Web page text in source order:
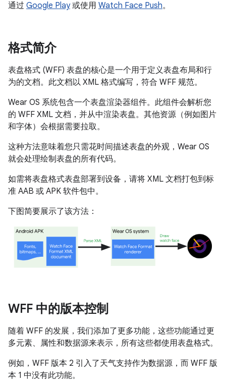
通过 Google Play或使用 Watch Face Push。
格式简介
表盘格式 (WFF) 表盘的核心是一个用于定义表盘布局和行
为的文档。此文档以 XML 格式编写，符合 WFF 规范。
Wear OS 系统包含一个表盘渲染器组件。此组件会解析您
的 WFF XML 文档，并从中渲染表盘。其他资源（例如图片
和字体）会根据需要拉取。
这种方法意味着您只需花时间描述表盘的外观，Wear OS
就会处理绘制表盘的所有代码。
如需将表盘格式表盘部署到设备，请将 XML 文档打包到标
准 AAB 或 APK 软件包中。
下图简要展示了该方法：
WFF 中的版本控制
随着 WFF 的发展，我们添加了更多功能，这些功能通过更
多元素、属性和数据源来表示，所有这些都使用表盘格式。
例如，WFF 版本 2 引入了天气支持作为数据源，而 WFF 版
本 1 中没有此功能。